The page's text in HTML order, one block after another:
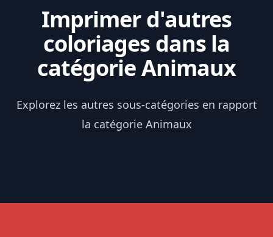
Imprimer d'autres
coloriages dans la
catégorie Animaux
Explorez les autres sous-catégories en rapport
la catégorie Animaux